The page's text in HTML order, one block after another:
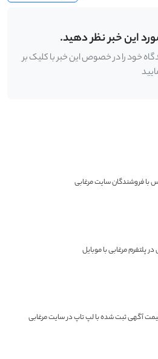
این خبر نظر دهید.
خود را در خصوص این خبر با کلیک بر
با فروشندگان سایت مرغابی
پلتفرم مرغابی با موبایل
آگهی ثبت شده با لپ تاپ در سایت مرغابی